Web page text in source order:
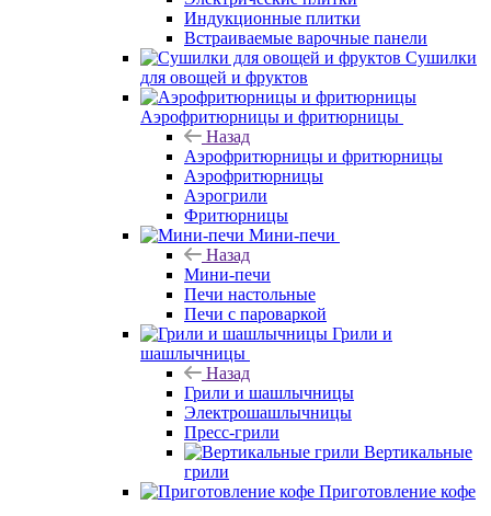
Индукционные плитки
Встраиваемые варочные панели
Сушилки
для овощей и фруктов
Аэрофритюрницы и фритюрницы
Назад
Аэрофритюрницы и фритюрницы
Аэрофритюрницы
Аэрогрили
Фритюрницы
Мини-печи
Назад
Мини-печи
Печи настольные
Печи с пароваркой
Грили и
шашлычницы
Назад
Грили и шашлычницы
Электрошашлычницы
Пресс-грили
Вертикальные
грили
Приготовление кофе